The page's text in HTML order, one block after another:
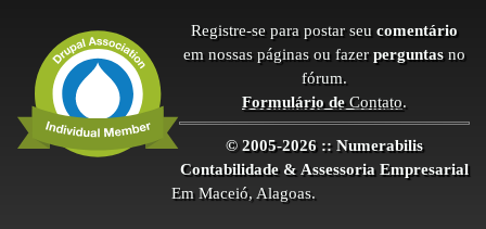
Registre-se para postar seu comentário
em nossas páginas ou fazer perguntas no
fórum.
Formulário deContato.
© 2005-2026 :: Numerabilis
Contabilidade & Assessoria Empresarial
Em Maceió, Alagoas.